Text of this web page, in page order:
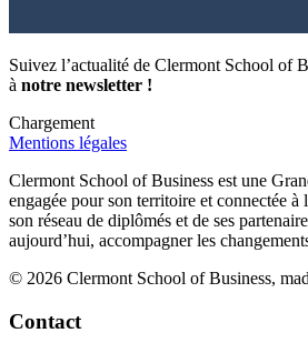
Suivez l’actualité de Clermont School of
à notre newsletter !
Chargement
Mentions légales
Clermont School of Business est une
engagée pour son territoire et connectée à
son réseau de diplômés et de ses
aujourd’hui, accompagner les
© 2026 Clermont School of Business,
Contact